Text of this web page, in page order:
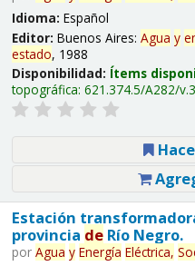
Idioma: Español
Editor: Buenos Aires: Agua y
estado, 1988
Disponibilidad: Ítems
topográfica: 621.374.5/A282/v.3
Estación
provincia deRío Negro.
por Agua y Energía Eléctrica,